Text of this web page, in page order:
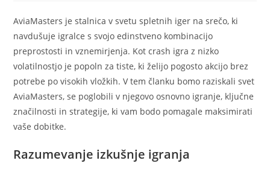
AviaMasters je stalnica v svetu spletnih iger na srečo, ki
navdušuje igralce s svojo edinstveno kombinacijo
preprostosti in vznemirjenja. Kot crash igra z nizko
volatilnostjo je popoln za tiste, ki želijo pogosto akcijo brez
potrebe po visokih vložkih. V tem članku bomo raziskali svet
AviaMasters, se poglobili v njegovo osnovno igranje, ključne
značilnosti in strategije, ki vam bodo pomagale maksimirati
vaše dobitke.
Razumevanje izkušnje igranja